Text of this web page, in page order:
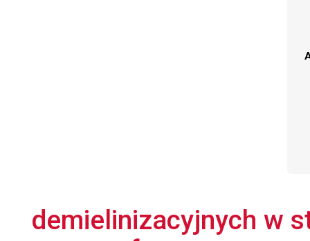
demielinizacyjnych w